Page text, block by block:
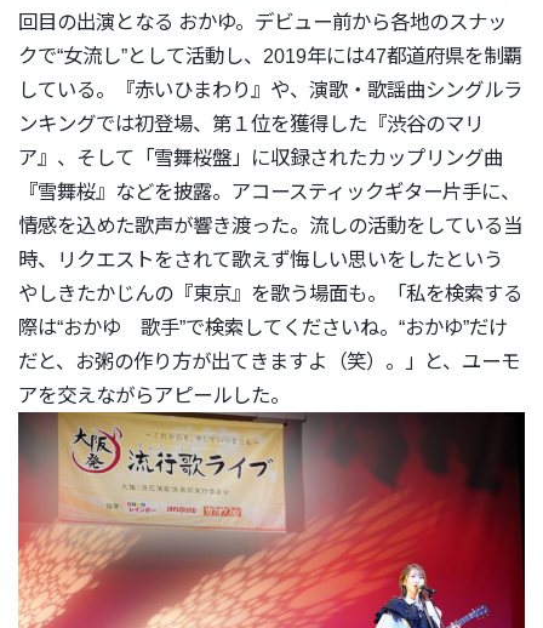
回目の出演となる おかゆ。デビュー前から各地のスナッ
クで“女流し”として活動し、2019年には47都道府県を制覇
している。『赤いひまわり』や、演歌・歌謡曲シングルラ
ンキングでは初登場、 第１位を獲得した『渋谷のマリ
ア』、そして「雪舞桜盤」
に収録されたカップリング曲
『雪舞桜』などを披露。 アコースティックギター片手に、
情感を込めた歌声が響き渡った。 流しの活動をしている当
時、
リクエストをされて歌えず悔しい思いをしたという
やしきたかじんの『東京』を歌う場面も。「私を検索する
際は“おかゆ 歌手”で検索してくださいね。“おかゆ”だけ
だと、 お粥の作り方が出てきますよ（笑）。」と、 ユーモ
アを交えながらアピールした。